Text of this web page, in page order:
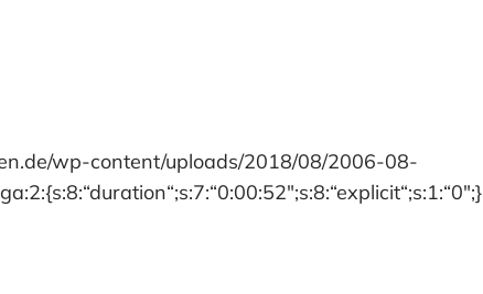
wp-content/uploads/2018/08/2006-08-